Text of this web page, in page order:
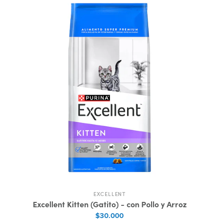
EXCELLENT
Excellent Kitten (Gatito) - con Pollo y Arroz
$30.000